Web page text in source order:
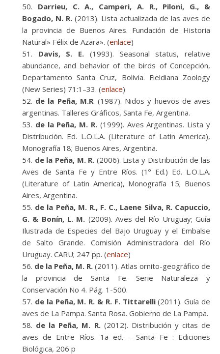
Darrieu, C. A., Camperi, A. R., Piloni, G., &
Bogado, N. R. (2013). Lista actualizada de las aves de
la provincia de Buenos Aires. Fundación de Historia
Natural» Félix de Azara». (enlace)
Davis, S. E. (1993). Seasonal status, relative
abundance, and behavior of the birds of Concepción,
Departamento Santa Cruz, Bolivia. Fieldiana Zoology
(New Series) 71:1–33. (enlace)
de la Peña, M.R. (1987). Nidos y huevos de aves
argentinas. Talleres Gráficos, Santa Fe, Argentina.
de la Peña, M. R. (1999). Aves Argentinas. Lista y
Distribución. Ed. L.O.L.A. (Literature of Latin America),
Monografía 18; Buenos Aires, Argentina.
de la Peña, M. R. (2006). Lista y Distribución de las
Aves de Santa Fe y Entre Ríos. (1º Ed.) Ed. L.O.L.A.
(Literature of Latin America), Monografía 15; Buenos
Aires, Argentina.
de la Peña, M. R., F. C., Laene Silva, R. Capuccio,
G. & Bonín, L. M. (2009). Aves del Río Uruguay; Guía
Ilustrada de Especies del Bajo Uruguay y el Embalse
de Salto Grande. Comisión Administradora del Río
Uruguay. CARU; 247 pp. (enlace)
de la Peña, M. R. (2011). Atlas ornito-geográfico de
la provincia de Santa Fe. Serie Naturaleza y
Conservación No 4. Pág. 1-500.
de la Peña, M. R. & R. F. Tittarelli(2011). Guía de
aves de La Pampa. Santa Rosa. Gobierno de La Pampa.
de la Peña, M. R.(2012). Distribución y citas de
aves de Entre Ríos. 1a ed. – Santa Fe : Ediciones
Biológica, 206 p